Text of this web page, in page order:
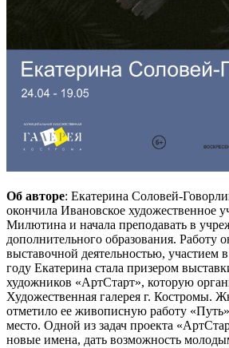
Об авторе: Екатерина Соловей-
окончила Ивановское
Милютина и начала преподавать в
дополнительного образования. Работу
выставочной деятельностью, участием
году Екатерина стала призером
художников «АртСтарт», которую
Художественная галерея г. Костромы.
отметило ее живописную работу
место. Одной из задач проекта
новые имена, дать возможность